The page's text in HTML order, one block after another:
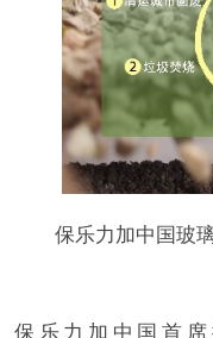
保乐力加中国玻
保乐力加中国首席